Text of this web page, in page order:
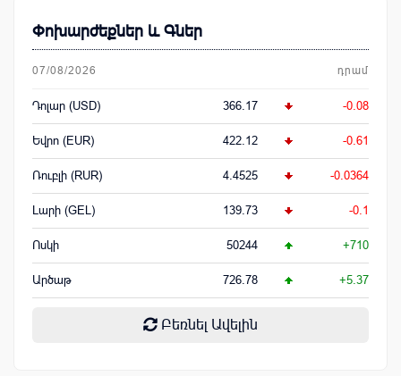
Փոխարժեքներ և Գներ
07/08/2026 դրամ
Դոլար (USD) 366.17 -0.08
Եվրո (EUR) 422.12 -0.61
Ռուբլի (RUR) 4.4525 -0.0364
Լարի (GEL) 139.73 -0.1
Ոսկի 50244 +710
Արծաթ 726.78 +5.37
Բեռնել Ավելին